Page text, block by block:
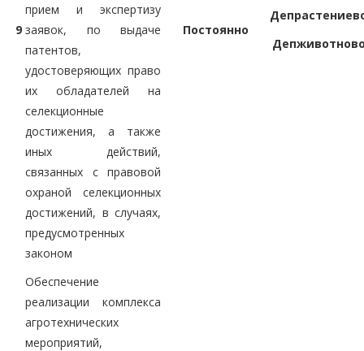
9
прием и экспертизу
заявок, по выдаче
патентов,
удостоверяющих право
их обладателей на
селекционные
достижения, а также
иных действий,
связанных с правовой
охраной селекционных
достижений, в случаях,
предусмотренных
законом
Постоянно
Обеспечение
реализации комплекса
агротехнических
мероприятий,